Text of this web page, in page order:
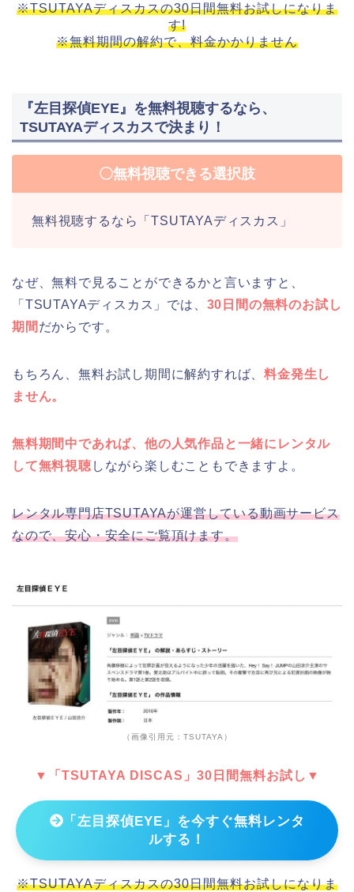
※TSUTAYAディスカスの30日間無料お試しになりま
す!
※無料期間の解約で、料金かかりません
『左目探偵EYE』を無料視聴するなら、
TSUTAYAディスカスで決まり！
〇無料視聴できる選択肢
無料視聴するなら「TSUTAYAディスカス」
なぜ、無料で見ることができるかと言いますと、
「TSUTAYAディスカス」では、 30日間の無料のお試し
期間 だからです。
もちろん、無料お試し期間に解約すれば、料金発生し
ません。
無料期間中であれば、他の人気作品と一緒にレンタル
して無料視聴 しながら楽しむこともできますよ。
レンタル専門店TSUTAYAが運営している動画サービス
なので、安心・安全にご覧頂けます。
（画像引用元：TSUTAYA）
▼「TSUTAYA DISCAS」30日間無料お試し▼
「左目探偵EYE」を今すぐ無料レンタ
ルする！
※TSUTAYAディスカスの30日間無料お試しになりま